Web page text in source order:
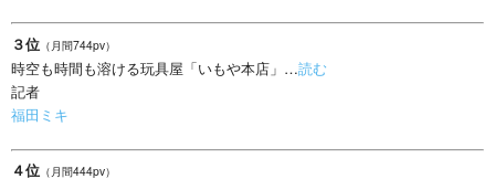
３位 （月間744pv）
時空も時間も溶ける玩具屋「いもや本店」…読む
記者
福田ミキ
４位 （月間444pv）